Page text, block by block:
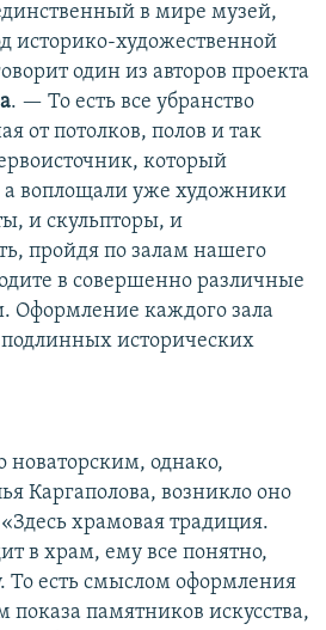
в мире музей,
историко-художественной
один из авторов проекта
. — То есть все убранство
от потолков, полов и так
который
а воплощали уже художники
и скульпторы, и
пройдя по залам нашего
в совершенно различные
Оформление каждого зала
исторических
однако,
Каргаполова, возникло оно
храмовая традиция.
в храм, ему все понятно,
То есть смыслом оформления
показа памятников искусства,